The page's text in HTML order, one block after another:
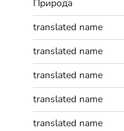
Природа
translated name
translated name
translated name
translated name
translated name